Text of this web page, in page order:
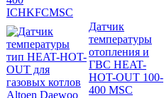
Датчик
температуры
отопления и
ГВС HEAT-
HOT-OUT 100-
400 MSC